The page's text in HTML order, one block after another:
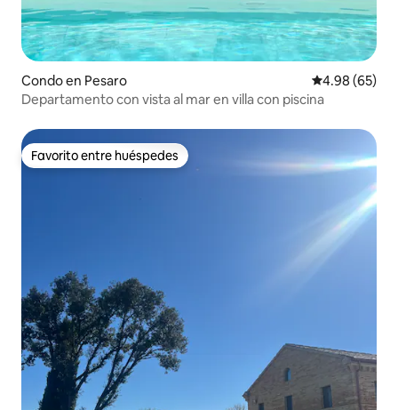
Condo en Pesaro Calificación
4.98 (65)
Departamento con vista al mar en villa con piscina
Favorito entre huéspedes
Favorito entre huéspedes